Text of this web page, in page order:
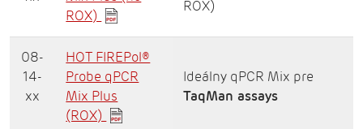
ROX)
ROX)
08-
14-
xx
HOT FIREPol®
Probe qPCR
Mix Plus
(ROX)
Ideálny qPCR Mix pre
TaqMan assays